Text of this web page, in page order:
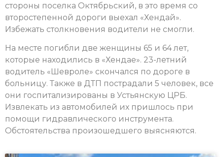
стороны поселка Октябрьский, в это время со
второстепенной дороги выехал «Хендай».
Избежать столкновения водители не смогли.
На месте погибли две женщины 65 и 64 лет,
которые находились в «Хендае». 23-летний
водитель «Шевроле» скончался по дороге в
больницу. Также в ДТП пострадали 5 человек, все
они госпитализированы в Устьянскую ЦРБ.
Извлекать из автомобилей их пришлось при
помощи гидравлического инструмента.
Обстоятельства произошедшего выясняются.